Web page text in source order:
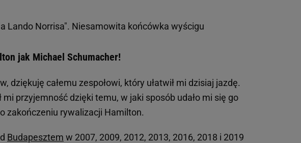
Lando Norrisa". Niesamowita końcówka wyścigu
jak Michael Schumacher!
dziękuję całemu zespołowi, który ułatwił mi dzisiaj jazdę.
przyjemność dzięki temu, w jaki sposób udało mi się go
zakończeniu rywalizacji Hamilton.
Budapesztem w 2007, 2009, 2012, 2013, 2016, 2018 i 2019